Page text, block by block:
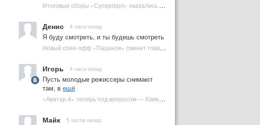
Итоговые сборы «Супергерл» оказались худшими для DC за два десятилетия | Plugged In Ru
Денис 4 часа назад
Я буду смотреть, и ты будешь смотреть
Новый спин-офф «Пацанов» сменит главного героя | Plugged In Ru
Игорь 4 часа назад
Пусть молодые режиссеры снимают
там, в ещё
«Аватар 4» теперь под вопросом — Кэмерон решил отойти от продолжения | Plugged In Ru
Майк 5 часов назад